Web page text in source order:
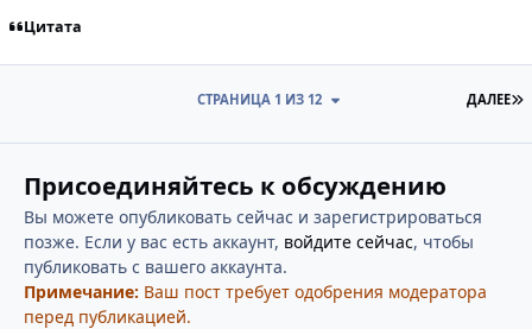
Цитата
ДАЛЕЕ
СТРАНИЦА 1 ИЗ 12
Присоединяйтесь к обсуждению
Вы можете опубликовать сейчас и зарегистрироваться
позже. Если у вас есть аккаунт, войдите сейчас, чтобы
публиковать с вашего аккаунта.
Примечание: Ваш пост требует одобрения модератора
перед публикацией.